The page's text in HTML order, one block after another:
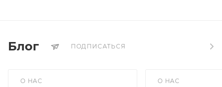
Блог ПОДПИСАТЬСЯ
О НАС О НАС